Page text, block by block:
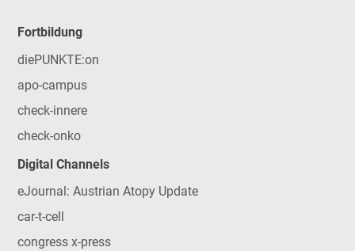
Fortbildung
diePUNKTE:on
apo-campus
check-innere
check-onko
Digital Channels
eJournal: Austrian Atopy Update
car-t-cell
congress x-press